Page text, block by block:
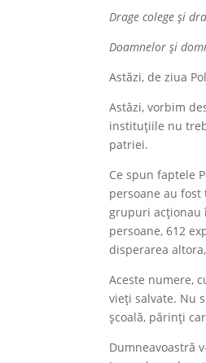
Drage colege și
Doamnelor și
Astăzi, de ziua
Astăzi, vorbim
instituțiile nu
patriei.
Ce spun faptele
persoane au
grupuri acționau
persoane, 612
disperarea
Aceste numere,
vieți salvate. Nu
școală, părinți
Dumneavoastră